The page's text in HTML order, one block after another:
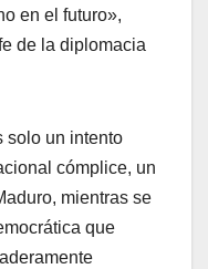
en el futuro»,
de la diplomacia
solo un intento
cómplice, un
mientras se
que